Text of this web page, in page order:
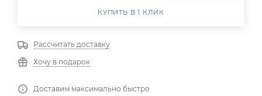
КУПИТЬ В 1 КЛИК
Рассчитать доставку
Хочу в подарок
Доставим максимально быстро